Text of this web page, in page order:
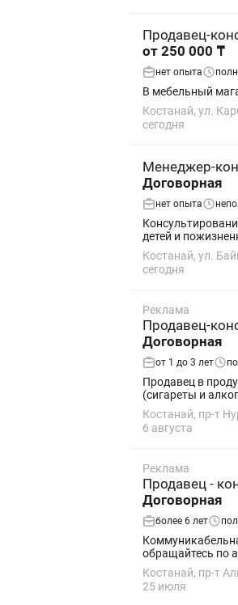
Продавец-
от 250 000 ₸
нет опыта
В мебельный
Костанай, ул.
сегодня
Менеджер-
Договорная
нет опыта
детей и
Костанай, ул.
сегодня
Реклама
Продавец-
Договорная
от 1 до 3 лет
Продавец в
(сигареты и
Костанай, пр-т
6 августа
Реклама
Продавец -
Договорная
более 6 лет
обращайтесь по
Костанай, пр-т
25 июля